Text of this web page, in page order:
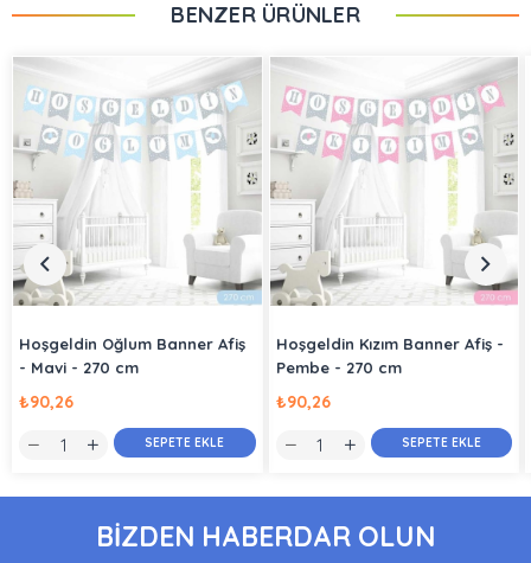
BENZER ÜRÜNLER
Hoşgeldin Oğlum Banner Afiş
- Mavi - 270 cm
₺90,26
SEPETE EKLE
Hoşgeldin Kızım Banner Afiş -
Pembe - 270 cm
₺90,26
SEPETE EKLE
BİZDEN HABERDAR OLUN